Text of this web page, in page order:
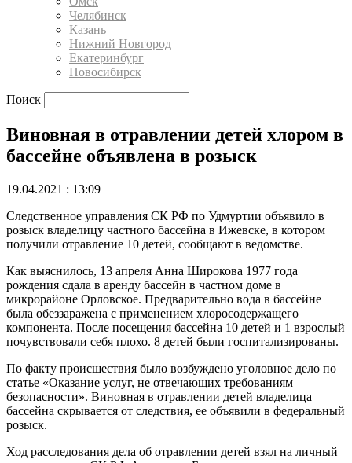
Челябинск
Казань
Нижний Новгород
Екатеринбург
Новосибирск
Поиск
Виновная в отравлении детей хлором в
бассейне объявлена в розыск
19.04.2021 : 13:09
Следственное управления СК РФ по Удмуртии объявило в
розыск владелицу частного бассейна в Ижевске, в котором
получили отравление 10 детей, сообщают в ведомстве.
Как выяснилось, 13 апреля Анна Широкова 1977 года
рождения сдала в аренду бассейн в частном доме в
микрорайоне Орловское. Предварительно вода в бассейне
была обеззаражена с применением хлоросодержащего
компонента. После посещения бассейна 10 детей и 1 взрослый
почувствовали себя плохо. 8 детей были госпитализированы.
По факту происшествия было возбуждено уголовное дело по
статье «Оказание услуг, не отвечающих требованиям
безопасности». Виновная в отравлении детей владелица
бассейна скрывается от следствия, ее объявили в федеральный
розыск.
Ход расследования дела об отравлении детей взял на личный